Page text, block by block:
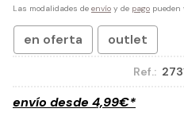
Las modalidades de envío y de pago pueden
en oferta outlet
Ref.:
envío desde 4,99€*